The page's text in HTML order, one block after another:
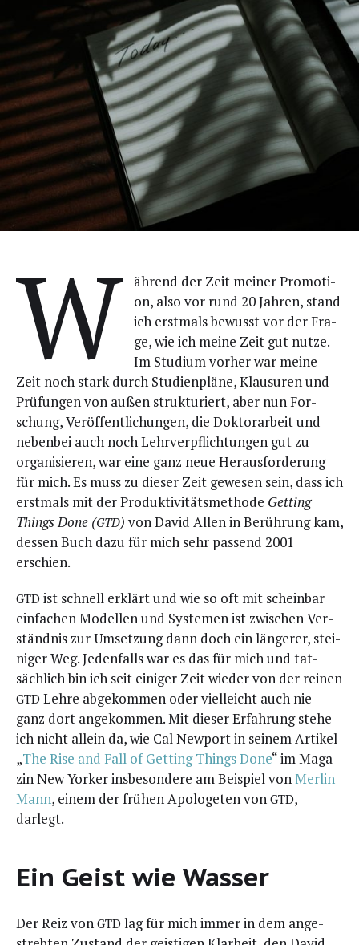
W
äh­rend der Zeit mei­ner Pro­mo­ti­
on, also vor rund 20 Jah­ren, stand
ich erst­mals bewusst vor der Fra­
ge, wie ich mei­ne Zeit gut nut­ze.
Im Stu­di­um vor­her war mei­ne
Zeit noch stark durch Stu­di­en­plä­ne, Klau­su­ren und
Prü­fun­gen von außen struk­tu­riert, aber nun For­
schung, Ver­öf­fent­li­chun­gen, die Dok­tor­ar­beit und
neben­bei auch noch Lehr­ver­pflich­tun­gen gut zu
orga­ni­sie­ren, war eine ganz neue Her­aus­for­de­rung
für mich. Es muss zu die­ser Zeit gewe­sen sein, dass ich
erst­mals mit der Pro­duk­ti­vi­täts­me­tho­de Get­ting
Things Done (GTD) von David Allen in Berüh­rung kam,
des­sen Buch dazu für mich sehr pas­send 2001
erschien.
GTD ist schnell erklärt und wie so oft mit schein­bar
ein­fa­chen Model­len und Sys­te­men ist zwi­schen Ver­
ständ­nis zur Umset­zung dann doch ein län­ge­rer, stei­
ni­ger Weg. Jeden­falls war es das für mich und tat­
säch­lich bin ich seit eini­ger Zeit wie­der von der rei­nen
GTD Leh­re abge­kom­men oder viel­leicht auch nie
ganz dort ange­kom­men. Mit die­ser Erfah­rung ste­he
ich nicht allein da, wie Cal New­port in sei­nem Arti­kel
„The Rise and Fall of Get­ting Things Done“ im Maga­
zin New Yor­ker ins­be­son­de­re am Bei­spiel vonMer­lin
Mann, einem der frü­hen Apo­lo­ge­ten von GTD,
darlegt.
Ein Geist wie Wasser
Der Reiz von GTD lag für mich immer in dem ange­